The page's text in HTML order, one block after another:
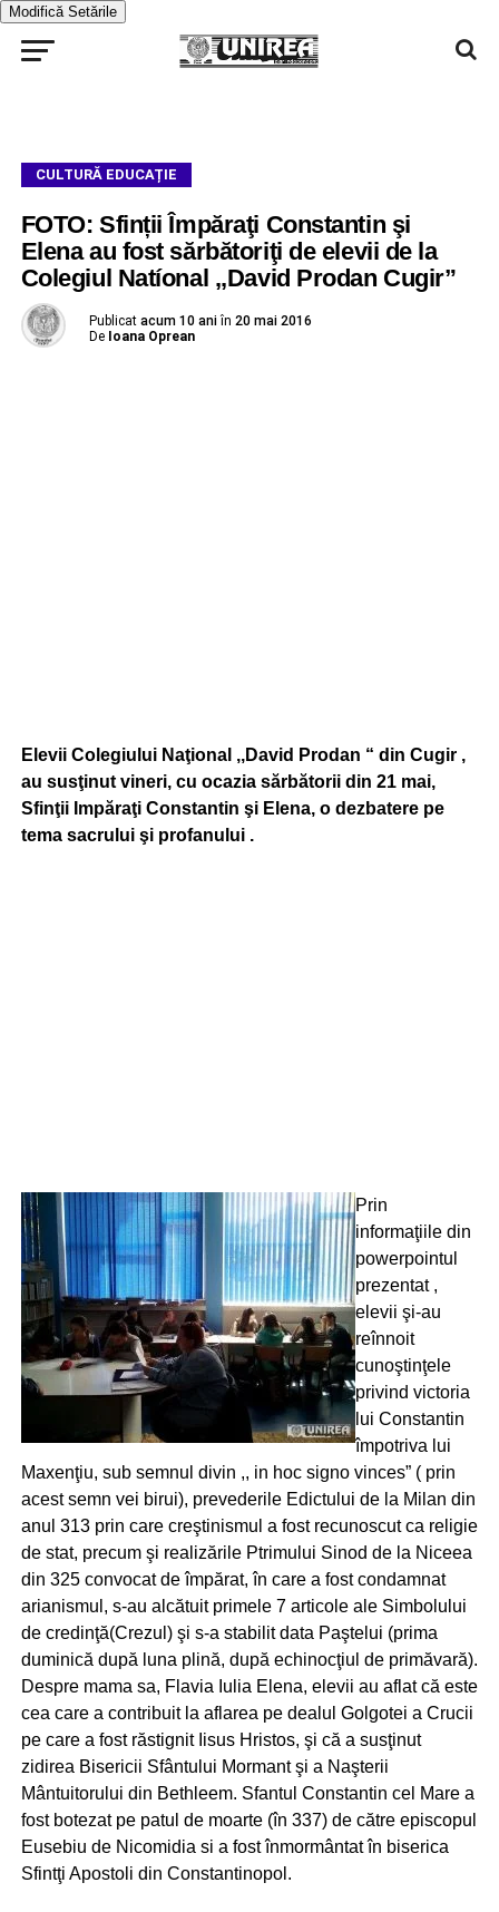
Modifică Setările
CULTURĂ EDUCAȚIE
FOTO: Sfinții Împăraţi Constantin şi
Elena au fost sărbătoriţi de elevii de la
Colegiul Natíonal ,,David Prodan Cugir”
Publicat acum 10 ani în 20 mai 2016
De Ioana Oprean
Elevii Colegiului Naţional ,,David Prodan “ din Cugir ,
au susţinut vineri, cu ocazia sărbătorii din 21 mai,
Sfinţii Impăraţi Constantin şi Elena, o dezbatere pe
tema sacrului şi profanului .
Prin
informaţiile din
powerpointul
prezentat ,
elevii şi-au
reînnoit
cunoştinţele
privind victoria
lui Constantin
împotriva lui
Maxenţiu, sub semnul divin ,, in hoc signo vinces” ( prin
acest semn vei birui), prevederile Edictului de la Milan din
anul 313 prin care creştinismul a fost recunoscut ca religie
de stat, precum şi realizările Ptrimului Sinod de la Niceea
din 325 convocat de împărat, în care a fost condamnat
arianismul, s-au alcătuit primele 7 articole ale Simbolului
de credinţă(Crezul) şi s-a stabilit data Paştelui (prima
duminică după luna plină, după echinocţiul de primăvară).
Despre mama sa, Flavia Iulia Elena, elevii au aflat că este
cea care a contribuit la aflarea pe dealul Golgotei a Crucii
pe care a fost răstignit Iisus Hristos, şi că a susţinut
zidirea Bisericii Sfântului Mormant şi a Naşterii
Mântuitorului din Bethleem. Sfantul Constantin cel Mare a
fost botezat pe patul de moarte (în 337) de către episcopul
Eusebiu de Nicomidia si a fost înmormântat în biserica
Sfintţi Apostoli din Constantinopol.